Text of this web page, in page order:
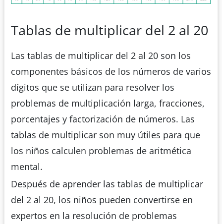
Tablas de multiplicar del 2 al 20
Las tablas de multiplicar del 2 al 20 son los
componentes básicos de los números de varios
dígitos que se utilizan para resolver los
problemas de multiplicación larga, fracciones,
porcentajes y factorización de números. Las
tablas de multiplicar son muy útiles para que
los niños calculen problemas de aritmética
mental.
Después de aprender las tablas de multiplicar
del 2 al 20, los niños pueden convertirse en
expertos en la resolución de problemas